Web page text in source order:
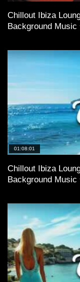
Chillout Ibiza
Background
01:08:01
Chillout Ibiza
Background